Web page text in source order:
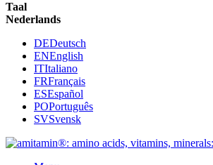
Taal
Nederlands
DEDeutsch
ENEnglish
ITItaliano
FRFrançais
ESEspañol
POPortuguês
SVSvensk